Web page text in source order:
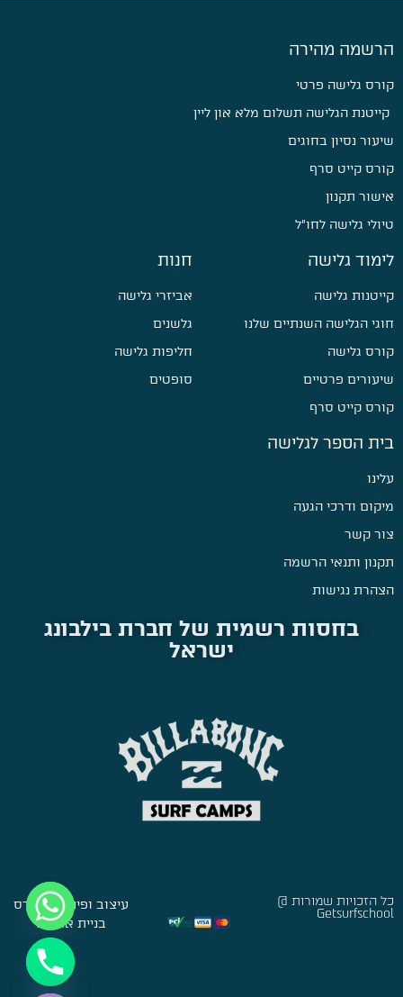
הרשמה מהירה
קורס גלישה פרטי
קייטנת הגלישה תשלום מלא און ליין
שיעור נסיון בחוגים
קורס קייט סרף
אישור תקנון
טיולי גלישה לחו״ל
לימוד גלישה
קייטנות גלישה
חוגי הגלישה השנתיים שלנו
קורס גלישה
שיעורים פרטיים
קורס קייט סרף
חנות
אביזרי גלישה
גלשנים
חליפות גלישה
סופטים
בית הספר לגלישה
עלינו
מיקום ודרכי הגעה
צור קשר
תקנון ותנאי הרשמה
הצהרת נגישות
בחסות רשמית של חברת בילבונג
ישראל
כל הזכויות שמורות @
Getsurfschool
עיצוב ופיתוח:סברס
בניית אתרים
Hide chaty